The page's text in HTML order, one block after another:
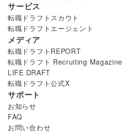
サービス
転職ドラフトスカウト
転職ドラフトエージェント
メディア
転職ドラフトREPORT
転職ドラフト Recruiting Magazine
LIFE DRAFT
転職ドラフト公式X
サポート
お知らせ
FAQ
お問い合わせ